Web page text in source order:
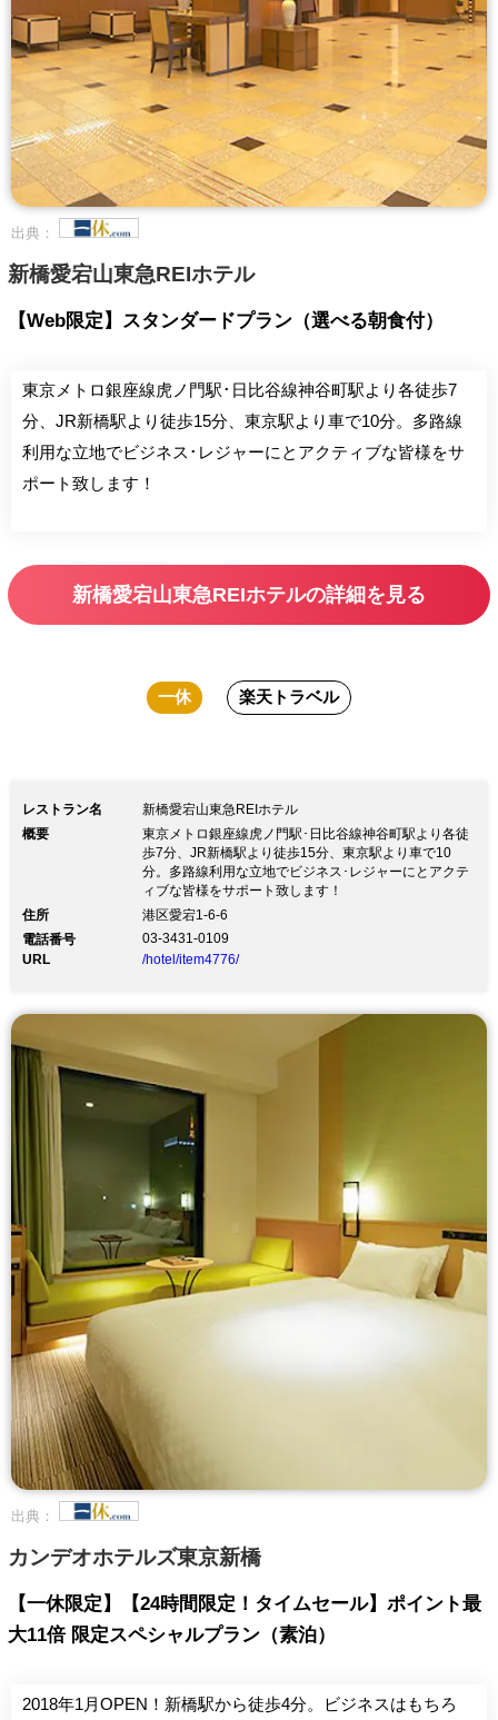
出典：
新橋愛宕山東急REIホテル
【Web限定】スタンダードプラン（選べる朝食付）
東京メトロ銀座線虎ノ門駅･日比谷線神谷町駅より各徒歩7
分、JR新橋駅より徒歩15分、東京駅より車で10分。多路線
利用な立地でビジネス･レジャーにとアクティブな皆様をサ
ポート致します！
新橋愛宕山東急REIホテルの詳細を見る
一休 楽天トラベル
レストラン名
新橋愛宕山東急REIホテル
概要
東京メトロ銀座線虎ノ門駅･日比谷線神谷町駅より各徒
歩7分、JR新橋駅より徒歩15分、東京駅より車で10
分。多路線利用な立地でビジネス･レジャーにとアクテ
ィブな皆様をサポート致します！
住所
港区愛宕1-6-6
電話番号
03-3431-0109
URL
/hotel/item4776/
出典：
カンデオホテルズ東京新橋
【一休限定】【24時間限定！タイムセール】ポイント最
大11倍 限定スペシャルプラン（素泊）
2018年1月OPEN！新橋駅から徒歩4分。ビジネスはもちろ